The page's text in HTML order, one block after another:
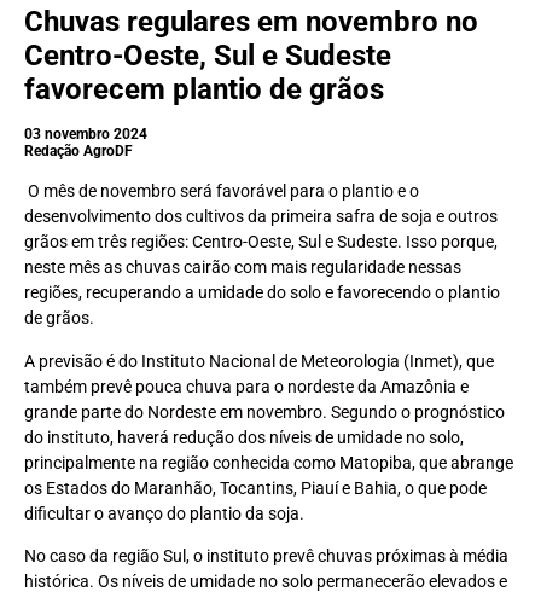
Chuvas regulares em novembro no
Centro-Oeste, Sul e Sudeste
favorecem plantio de grãos
03 novembro 2024
Redação AgroDF
O mês de novembro será favorável para o plantio e o
desenvolvimento dos cultivos da primeira safra de soja e outros
grãos em três regiões: Centro-Oeste, Sul e Sudeste. Isso porque,
neste mês as chuvas cairão com mais regularidade nessas
regiões, recuperando a umidade do solo e favorecendo o plantio
de grãos.
A previsão é do Instituto Nacional de Meteorologia (Inmet), que
também prevê pouca chuva para o nordeste da Amazônia e
grande parte do Nordeste em novembro. Segundo o prognóstico
do instituto, haverá redução dos níveis de umidade no solo,
principalmente na região conhecida como Matopiba, que abrange
os Estados do Maranhão, Tocantins, Piauí e Bahia, o que pode
dificultar o avanço do plantio da soja.
No caso da região Sul, o instituto prevê chuvas próximas à média
histórica. Os níveis de umidade no solo permanecerão elevados e